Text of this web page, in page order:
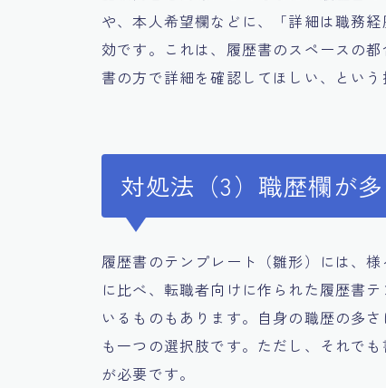
や、本人希望欄などに、「詳細は職務
効です。これは、履歴書のスペースの
書の方で詳細を確認してほしい、とい
対処法（3）職歴欄が
履歴書のテンプレート（雛形）には、
に比べ、転職者向けに作られた履歴書
いるものもあります。自身の職歴の多
も一つの選択肢です。ただし、それで
が必要です。